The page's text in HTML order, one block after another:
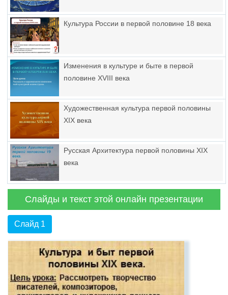
Культура России в первой половине 18 века
Изменения в культуре и быте в первой
половине XVIII века
Художественная культура первой половины
XIX века
Русская Архитектура первой половины XIX
века
Слайды и текст этой онлайн презентации
Слайд 1